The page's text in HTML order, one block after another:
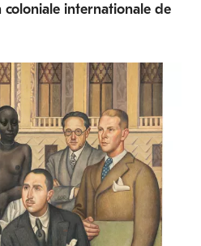
internationale de